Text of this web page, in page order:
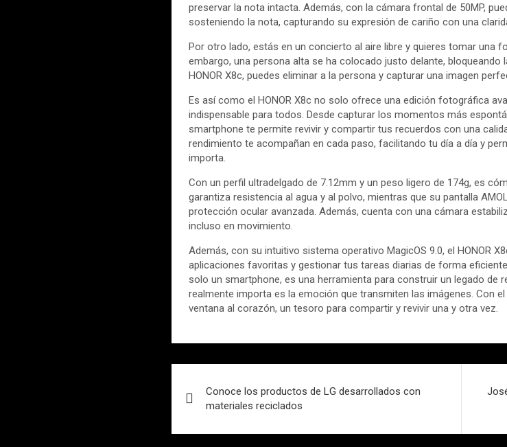
preservar la nota intacta. Además, con la cámara frontal de 50MP,
sosteniendo la nota, capturando su expresión de cariño con una
Por otro lado, estás en un concierto al aire libre y quieres tomar una
embargo, una persona alta se ha colocado justo delante,
HONOR X8c, puedes eliminar a la persona y capturar una imagen
Es así como el HONOR X8c no solo ofrece una edición fotográfica
indispensable para todos. Desde capturar los momentos más
smartphone te permite revivir y compartir tus recuerdos con una
rendimiento te acompañan en cada paso, facilitando tu día a día y
importa.
Con un perfil ultradelgado de 7.12mm y un peso ligero de 174g, es
garantiza resistencia al agua y al polvo, mientras que su pantalla
protección ocular avanzada. Además, cuenta con una cámara
incluso en movimiento.
Además, con su intuitivo sistema operativo MagicOS 9.0, el HONOR
aplicaciones favoritas y gestionar tus tareas diarias de forma
solo un smartphone, es una herramienta para construir un legado de
realmente importa es la emoción que transmiten las imágenes. Con
ventana al corazón, un tesoro para compartir y revivir una y otra vez.
de
entradas
Conoce los productos de LG desarrollados con
materiales reciclados